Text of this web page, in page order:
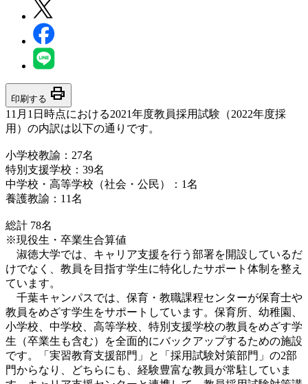
印刷する print
11月1日時点における2021年度教員採用試験（2022年度採
用）の内訳は以下の通りです。
小学校教諭：27名
特別支援学校：39名
中学校・高等学校（社会・公民）：1名
養護教諭：11名
総計 78名
※現役生・卒業生合算値
淑徳大学では、キャリア支援を行う部署を開設しているだ
けでなく、教員を目指す学生に特化したサポート体制を整え
ています。
千葉キャンパスでは、保育・教職課程センターが保育士や
教員をめざす学生をサポートしています。保育所、幼稚園、
小学校、中学校、高等学校、特別支援学校の教員をめざす学
生（卒業生も含む）を全面的にバックアップするための施設
です。「実習教育支援部門」と「採用試験対策部門」の2部
門からなり、どちらにも、経験豊富な教員が常駐していま